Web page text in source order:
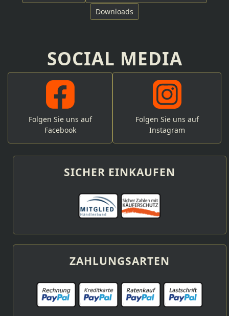
Downloads
SOCIAL MEDIA
Folgen Sie uns auf
Facebook
Folgen Sie uns auf
Instagram
SICHER EINKAUFEN
ZAHLUNGSARTEN